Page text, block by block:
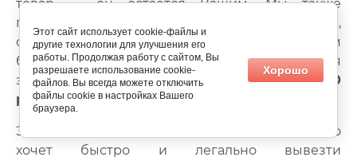
товар — он остаётся Вашим. Мы также
подготовим
,
согласуем все условия с Вашим иностранным
брокером и учтём требования
законодательства. Стоимость услуги —35 000
рублей .
Этот вариант идеально подходит для тех, кто
хочет быстро и легально вывезти
Этот сайт использует cookie-файлы и
другие технологии для улучшения его
работы. Продолжая работу с сайтом, Вы
разрешаете использование cookie-
файлов. Вы всегда можете отключить
файлы cookie в настройках Вашего
браузера.
Хорошо